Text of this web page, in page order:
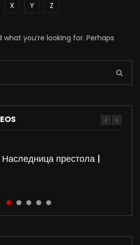
X Y Z
you’re looking for. Perhaps
престола |